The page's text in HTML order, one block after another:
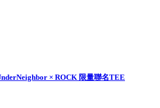
× ROCK 限量聯名TEE